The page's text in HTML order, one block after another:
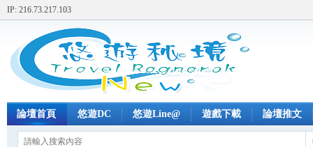
IP: 216.73.217.103
論壇首頁 悠遊DC 悠遊Line@ 遊戲下載 論壇推文